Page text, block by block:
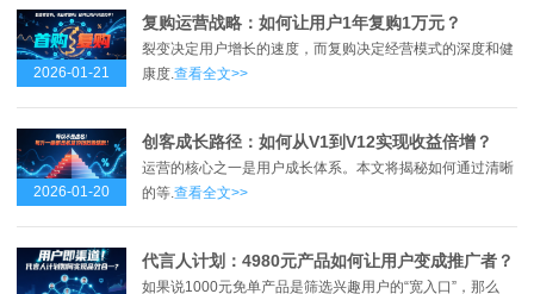
2026-01-21
复购运营战略：如何让用户1年复购1万元？
裂变决定用户增长的速度，而复购决定经营模式的深度和健
康度.查看全文>>
2026-01-20
创客成长路径：如何从V1到V12实现收益倍增？
运营的核心之一是用户成长体系。本文将揭秘如何通过清晰
的等.查看全文>>
代言人计划：4980元产品如何让用户变成推广者？
如果说1000元免单产品是筛选兴趣用户的“宽入口”，那么